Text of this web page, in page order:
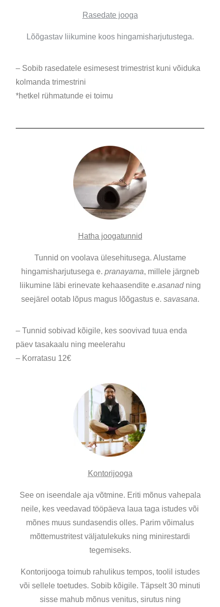
Rasedate jooga
Lõõgastav liikumine koos hingamisharjutustega.
– Sobib rasedatele esimesest trimestrist kuni võiduka
kolmanda trimestrini
*hetkel rühmatunde ei toimu
Hatha joogatunnid
Tunnid on voolava ülesehitusega. Alustame
hingamisharjutusega e. pranayama, millele järgneb
liikumine läbi erinevate kehaasendite e.asanadning
seejärel ootab lõpus magus lõõgastus e. savasana.
– Tunnid sobivad kõigile, kes soovivad tuua enda
päev tasakaalu ning meelerahu
– Korratasu 12€
Kontorijooga
See on iseendale aja võtmine. Eriti mõnus vahepala
neile, kes veedavad tööpäeva laua taga istudes või
mõnes muus sundasendis olles. Parim võimalus
mõttemustritest väljatulekuks ning minirestardi
tegemiseks.
Kontorijooga toimub rahulikus tempos, toolil istudes
või sellele toetudes. Sobib kõigile. Täpselt 30 minuti
sisse mahub mõnus venitus, sirutus ning